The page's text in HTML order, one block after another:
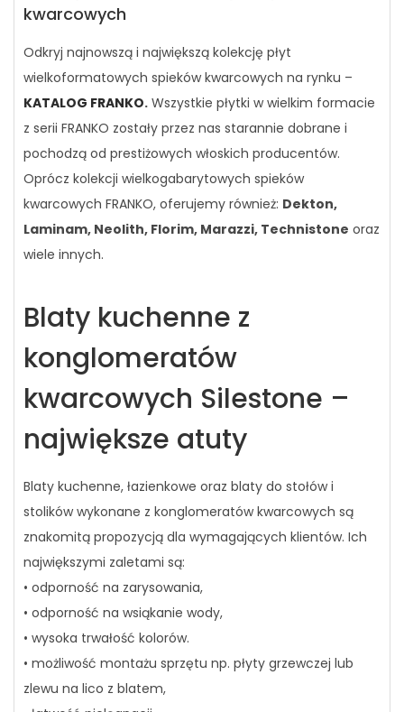
kwarcowych
Odkryj najnowszą i największą kolekcję płyt
wielkoformatowych spieków kwarcowych na rynku –
KATALOG FRANKO. Wszystkie płytki w wielkim formacie
z serii FRANKO zostały przez nas starannie dobrane i
pochodzą od prestiżowych włoskich producentów.
Oprócz kolekcji wielkogabarytowych spieków
kwarcowych FRANKO, oferujemy również: Dekton,
Laminam, Neolith, Florim, Marazzi, Technistone oraz
wiele innych.
Blaty kuchenne z
konglomeratów
kwarcowych Silestone –
największe atuty
Blaty kuchenne, łazienkowe oraz blaty do stołów i
stolików wykonane z konglomeratów kwarcowych są
znakomitą propozycją dla wymagających klientów. Ich
największymi zaletami są:
• odporność na zarysowania,
• odporność na wsiąkanie wody,
• wysoka trwałość kolorów.
• możliwość montażu sprzętu np. płyty grzewczej lub
zlewu na lico z blatem,